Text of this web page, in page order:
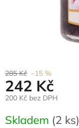
285 Kč –15 %
242 Kč
200 Kč bez DPH
cena:
Skladem (2 ks)